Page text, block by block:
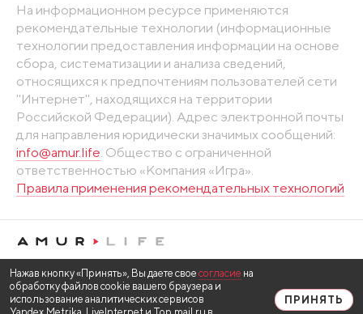
На информационном ресурсе применяются
рекомендательные технологии (информационные
технологии предоставления информации на основе
сбора, систематизации и анализа сведений,
относящихся к предпочтениям пользователей сети
"Интернет", находящихся на территории
Российской Федерации). Адрес электронной почты
для направления юридически значимых сообщений:
info@amur.life . Общество с ограниченной
ответственностью «Компания «Игра».
Правила применения рекомендательных технологий
Нажав кнопку «Принять», Вы даете свое согласие на
обработку файлов cookie вашего браузера и
использование аналитических сервисов
ПРИНЯТЬ